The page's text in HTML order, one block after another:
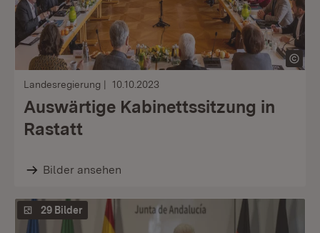
Landesregierung 10.10.2023
Auswärtige Kabinettssitzung in
Rastatt
Bilder ansehen
29 Bilder